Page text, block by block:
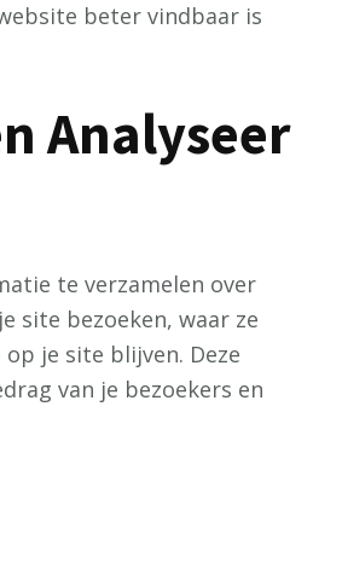
beter vindbaar is
Analyseer
te verzamelen over
site bezoeken, waar ze
op je site blijven. Deze
van je bezoekers en